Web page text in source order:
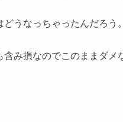
うなっちゃったんだろう。
み損なのでこのままダ